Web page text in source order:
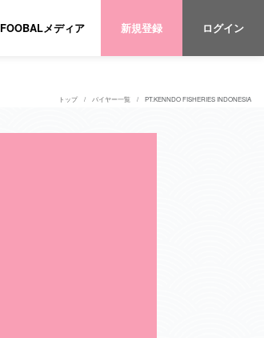
FOOBALメディア 新規登録 ログイン
トップ バイヤー一覧 PT.KENNDO FISHERIES INDONESIA